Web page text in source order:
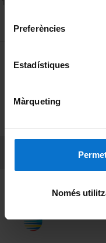
Preferències
Estadístiques
Màrqueting
Només